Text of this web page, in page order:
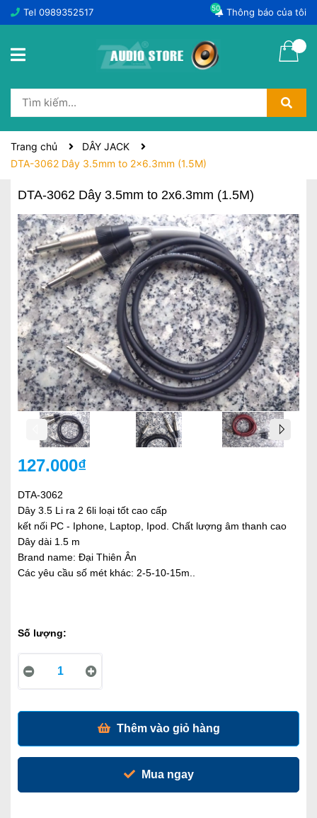
Tel 0989352517 Thông báo của tôi
50
Trang chủ
DÂY JACK
DTA-3062 Dây 3.5mm to 2x6.3mm (1.5M)
DTA-3062 Dây 3.5mm to 2x6.3mm (1.5M)
127.000₫
DTA-3062
Dây 3.5 Li ra 2 6li loại tốt cao cấp
kết nối PC - Iphone, Laptop, Ipod. Chất lượng âm thanh cao
Dây dài 1.5 m
Brand name: Đại Thiên Ân
Các yêu cầu số mét khác: 2-5-10-15m..
Số lượng:
Thêm vào giỏ hàng
Mua ngay